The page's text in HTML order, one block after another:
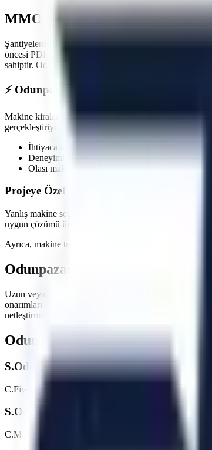
MMO Denetimli ve İş Güvenliği
Şantiyelerde, endüstriyel tesislerde yaşanan iş
öncesi PDI (Teslimat Öncesi Bakım) işlemlerini
sahiptir. Odunpazarı sahasında görev yapacak
⚡ Odunpazarı
Makine kiralama süreçlerinde en kritik faktörlerden
gerçekleştiriyoruz. Özellikleacil müdahale gerektiren
İhtiyaca uygun kapasite, gerçek stok ve sevkiyat
Deneyimli lojistik personeli ile güvenli indirme/
Olası makine arızalarında hızlı servis ve yedek
Projeye Özel Makine Seçimi ve Saha
Yanlış makine seçimi, projelerde hem zaman kaybına
uygun çözümü üretir. Çalışılacak zeminin taşıma
Ayrıca, makine teslimatında operatörlerinize veya ilgili
Odunpazarı
Uzun veya kısa dönemli operasyonlarınızda
onarımları, çelik konstrüksiyon montajları, çatı
netleştirmek için ekibimizle iletişime geçebilirsiniz.
Odunpazarı Bölgesi İçin Sıkça
S.Odunpazarı bölgesinde günlük/
C.Fiyatlar makine tipine (makaslı, eklemli vb.) ve
S.Odunpazarı bölgesine teslimat nasıl
C.Makine parkı, nakliye rotası, saha erişimi ve talep